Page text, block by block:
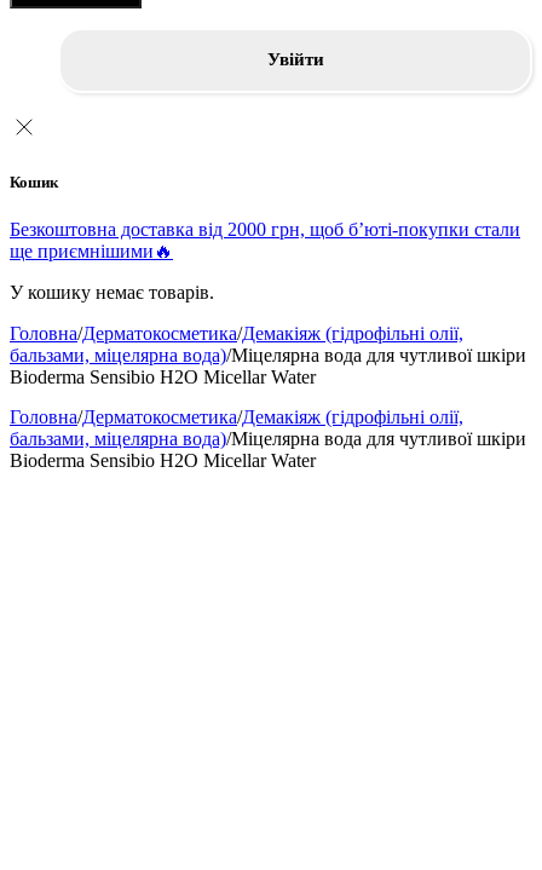
Увійти
Кошик
Безкоштовна доставка від 2000 грн, щоб б’юті-покупки стали
ще приємнішими🔥
У кошику немає товарів.
Головна/Дерматокосметика/Демакіяж (гідрофільні олії,
бальзами, міцелярна вода)/Міцелярна вода для чутливої шкіри
Bioderma Sensibio H2O Micellar Water
Головна/Дерматокосметика/Демакіяж (гідрофільні олії,
бальзами, міцелярна вода)/Міцелярна вода для чутливої шкіри
Bioderma Sensibio H2O Micellar Water